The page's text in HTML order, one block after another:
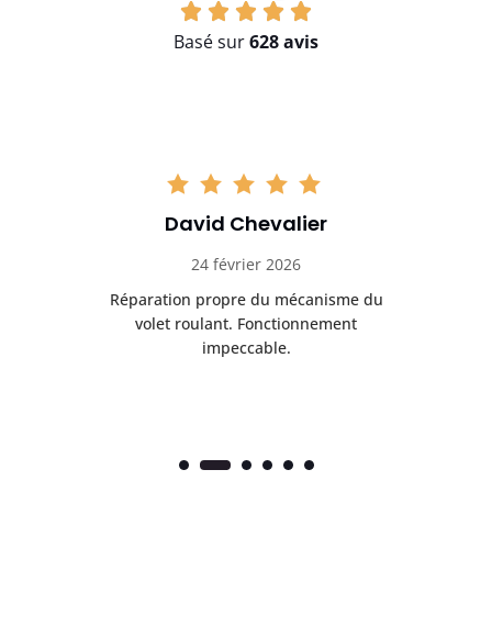
Basé sur628 avis
David Chevalier
24 février 2026
Réparation propre du mécanisme du
volet roulant. Fonctionnement
impeccable.